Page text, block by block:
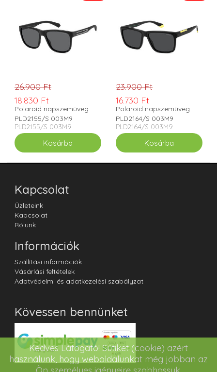
26.900 Ft
18.830 Ft
Polaroid napszemüveg
PLD2155/S 003M9
PLD2155/S 003M9
23.900 Ft
16.730 Ft
Polaroid napszemüveg
PLD2164/S 003M9
PLD2164/S 003M9
Kapcsolat
Üzleteink
Kapcsolat
Rólunk
Információk
Szállítási információk
Vásárlási feltételek
Adatvédelmi és adatkezelési szabályzat
Kövessen bennünket
Kedves Látogató! Sütiket (cookie) azért
használunk, hogy weboldalunkat még jobban az